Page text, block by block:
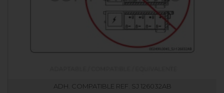
ADH. COMPATIBLE REF. SJ 126032AB